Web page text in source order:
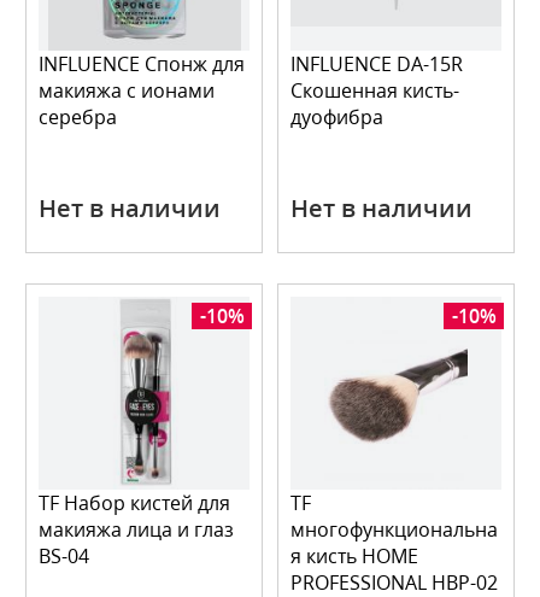
INFLUENCE Спонж для
макияжа с ионами
серебра
Нет в наличии
INFLUENCE DA-15R
Скошенная кисть-
дуофибра
Нет в наличии
-10%
TF Набор кистей для
макияжа лица и глаз
BS-04
-10%
TF
многофункциональна
я кисть HOME
PROFESSIONAL HBP-02